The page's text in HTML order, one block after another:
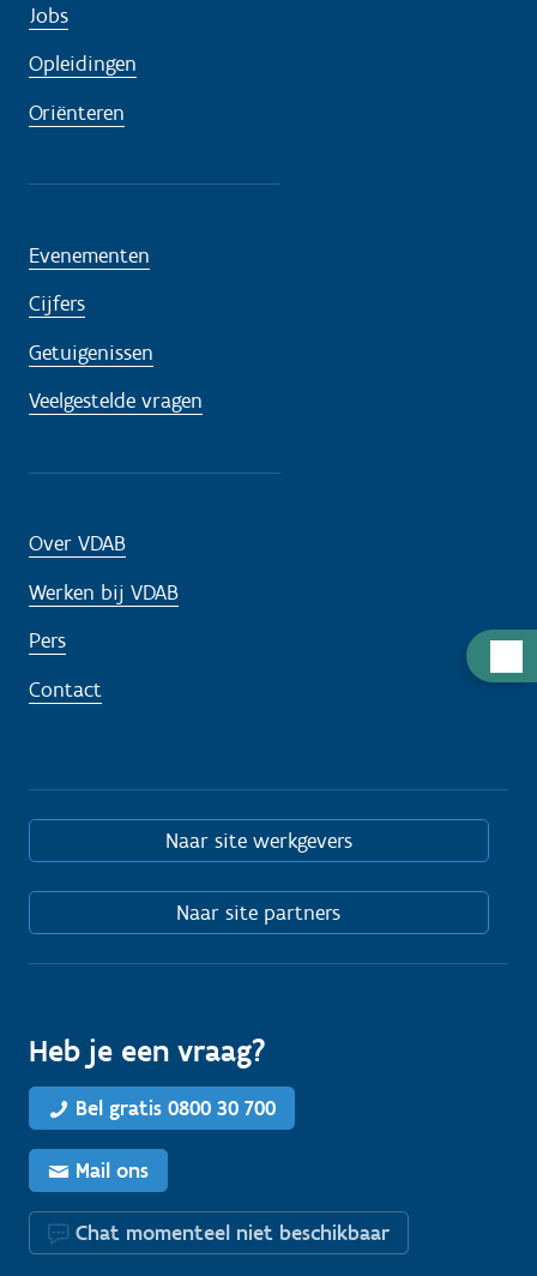
u
n
o
Jobs
Opleidingen
Oriënteren
Evenementen
Cijfers
Getuigenissen
Veelgestelde vragen
Over VDAB
Werken bij VDAB
Pers
Contact
Naar site werkgevers
Naar site partners
Heb je een vraag?
Bel gratis 0800 30 700
Mail ons
Chat momenteel niet beschikbaar